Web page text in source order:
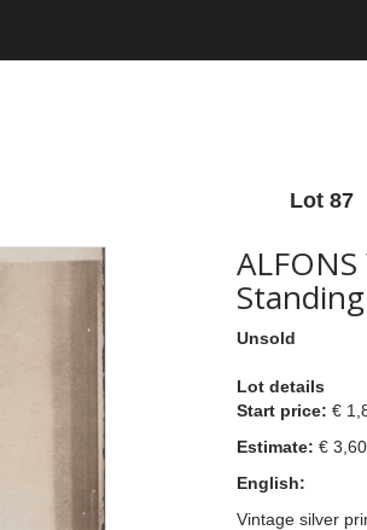
Lot 87
Unsold
Lot details
Start price: €
Estimate: €
English:
Vintage silver